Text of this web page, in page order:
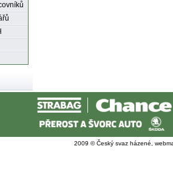
2009 © Český svaz házené,